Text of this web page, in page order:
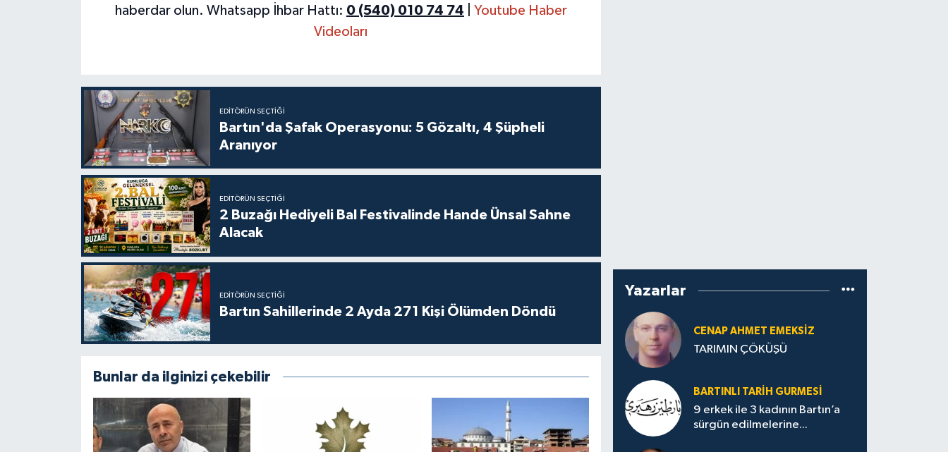
haberdar olun. Whatsapp İhbar Hattı: 0 (540) 010 74 74
Youtube Haber
Videoları
EDITÖRÜN SEÇTIĞI
Bartın'da Şafak Operasyonu: 5 Gözaltı, 4 Şüpheli
Aranıyor
EDITÖRÜN SEÇTIĞI
2 Buzağı Hediyeli Bal Festivalinde Hande Ünsal Sahne
Alacak
EDITÖRÜN SEÇTIĞI
Bartın Sahillerinde 2 Ayda 271 Kişi Ölümden Döndü
Bunlar da ilginizi çekebilir
Yazarlar
CENAP AHMET EMEKSİZ
TARIMIN ÇÖKÜŞÜ
BARTINLI TARIH GURMESI
9 erkek ile 3 kadının Bartın’a
sürgün edilmelerine...